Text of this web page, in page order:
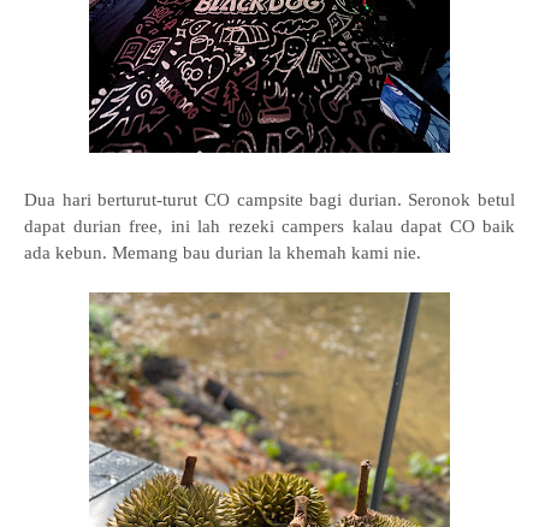
Dua hari berturut-turut CO campsite bagi durian. Seronok betul
dapat durian free, ini lah rezeki campers kalau dapat CO baik
ada kebun. Memang bau durian la khemah kami nie.